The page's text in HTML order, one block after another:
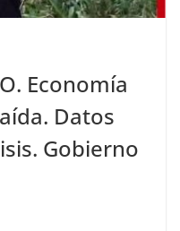
Economía
Datos
Gobierno